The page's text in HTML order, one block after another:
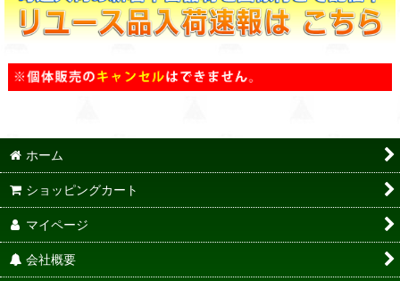
ホーム
ショッピングカート
マイページ
会社概要